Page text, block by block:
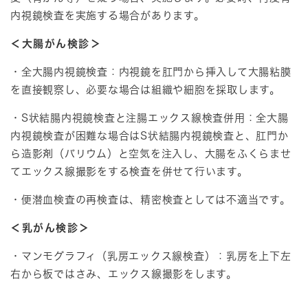
内視鏡検査を実施する場合があります。
＜大腸がん検診＞
・全大腸内視鏡検査：内視鏡を肛門から挿入して大腸粘膜
を直接観察し、必要な場合は組織や細胞を採取します。
・S状結腸内視鏡検査と注腸エックス線検査併用：全大腸
内視鏡検査が困難な場合はS状結腸内視鏡検査と、肛門か
ら造影剤（バリウム）と空気を注入し、大腸をふくらませ
てエックス線撮影をする検査を併せて行います。
・便潜血検査の再検査は、精密検査としては不適当です。
＜乳がん検診＞
・マンモグラフィ（乳房エックス線検査）：乳房を上下左
右から板ではさみ、エックス線撮影をします。